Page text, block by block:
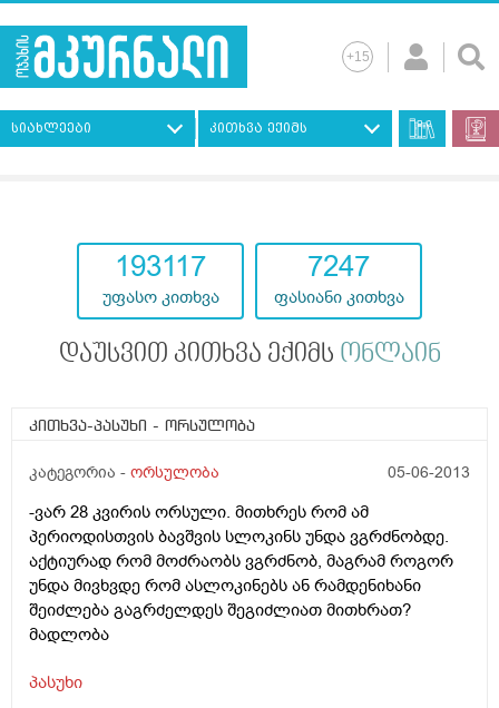
სიახლეები კითხვა ექიმს
193117
უფასო კითხვა
7247
ფასიანი კითხვა
დაუსვით კითხვა ექიმს ონლაინ
კითხვა-პასუხი - ორსულობა
კატეგორია - ორსულობა 05-06-2013
-ვარ 28 კვირის ორსული. მითხრეს რომ ამ
პერიოდისთვის ბავშვის სლოკინს უნდა ვგრძნობდე.
აქტიურად რომ მოძრაობს ვგრძნობ, მაგრამ როგორ
უნდა მივხვდე რომ ასლოკინებს ან რამდენიხანი
შეიძლება გაგრძელდეს შეგიძლიათ მითხრათ?
მადლობა
პასუხი